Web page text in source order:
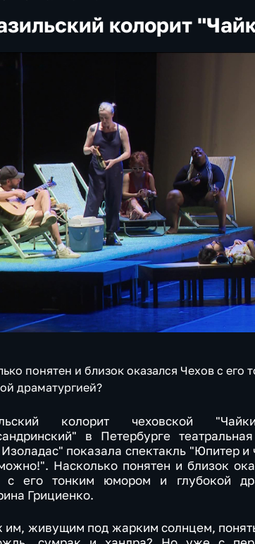
колорит
понятен и близок оказался Чехов с
драматургией?
колорит чеховской
в Петербурге
показала спектакль "Юпитер и
Насколько понятен и близок
с его тонким юмором и глубокой
Грициенко.
им, живущим под жарким солнцем,